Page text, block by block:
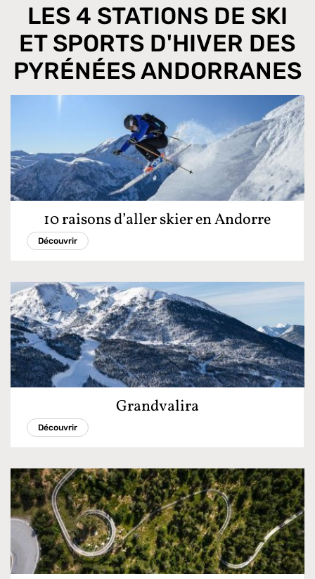
LES 4 STATIONS DE SKI
ET SPORTS D'HIVER DES
PYRÉNÉES ANDORRANES
10 raisons d’aller skier en Andorre
Découvrir
Grandvalira
Découvrir